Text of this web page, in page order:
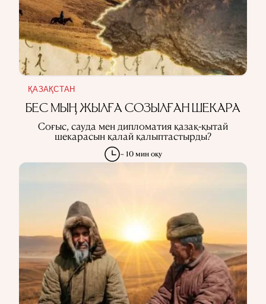
ҚАЗАҚСТАН
БЕС МЫҢ ЖЫЛҒА СОЗЫЛҒАН ШЕКАРА
Соғыс, сауда мен дипломатия қазақ-қытай
шекарасын қалай қалыптастырды?
~ 10 мин оқу